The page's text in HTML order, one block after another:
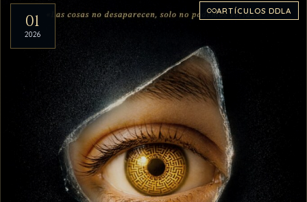
01
2026
ARTÍCULOS DDLA